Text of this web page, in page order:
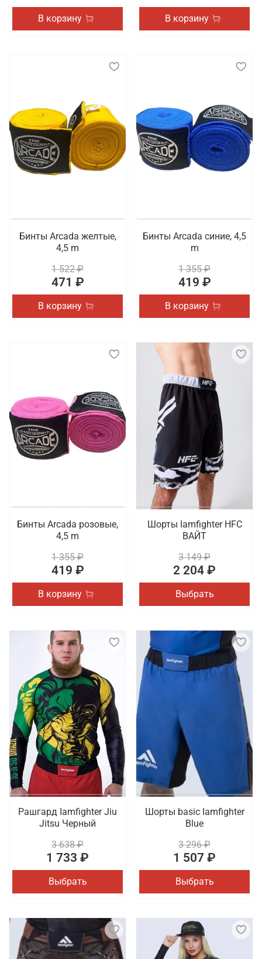
В корзину В корзину
Бинты Arcada желтые,
4,5 m
1 522 ₽
471 ₽
В корзину
Бинты Arcada синие, 4,5
m
1 355 ₽
419 ₽
В корзину
Бинты Arcada розовые,
4,5 m
1 355 ₽
419 ₽
В корзину
Шорты Iamfighter HFC
ВАЙТ
3 149 ₽
2 204 ₽
Выбрать
Рашгард Iamfighter Jiu
Jitsu Черный
3 638 ₽
1 733 ₽
Выбрать
Шорты basic Iamfighter
Blue
3 296 ₽
1 507 ₽
Выбрать